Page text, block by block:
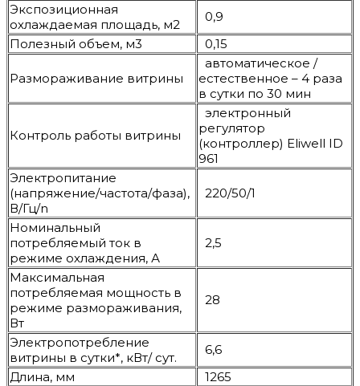
Экспозиционная
охлаждаемая площадь, м2
0,9
Полезный объем, м3
0,15
Размораживание витрины
автоматическое /
естественное – 4 раза
в сутки по 30 мин
Контроль работы витрины
электронный
регулятор
(контроллер) Eliwell ID
961
Электропитание
(напряжение/частота/фаза),
В/Гц/n
220/50/1
Номинальный
потребляемый ток в
режиме охлаждения, А
2,5
Максимальная
потребляемая мощность в
режиме размораживания,
Вт
28
Электропотребление
витрины в сутки*, кВт/ сут.
6,6
Длина, мм
1265